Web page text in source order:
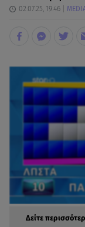
02.07.25, 19:46
Δείτε